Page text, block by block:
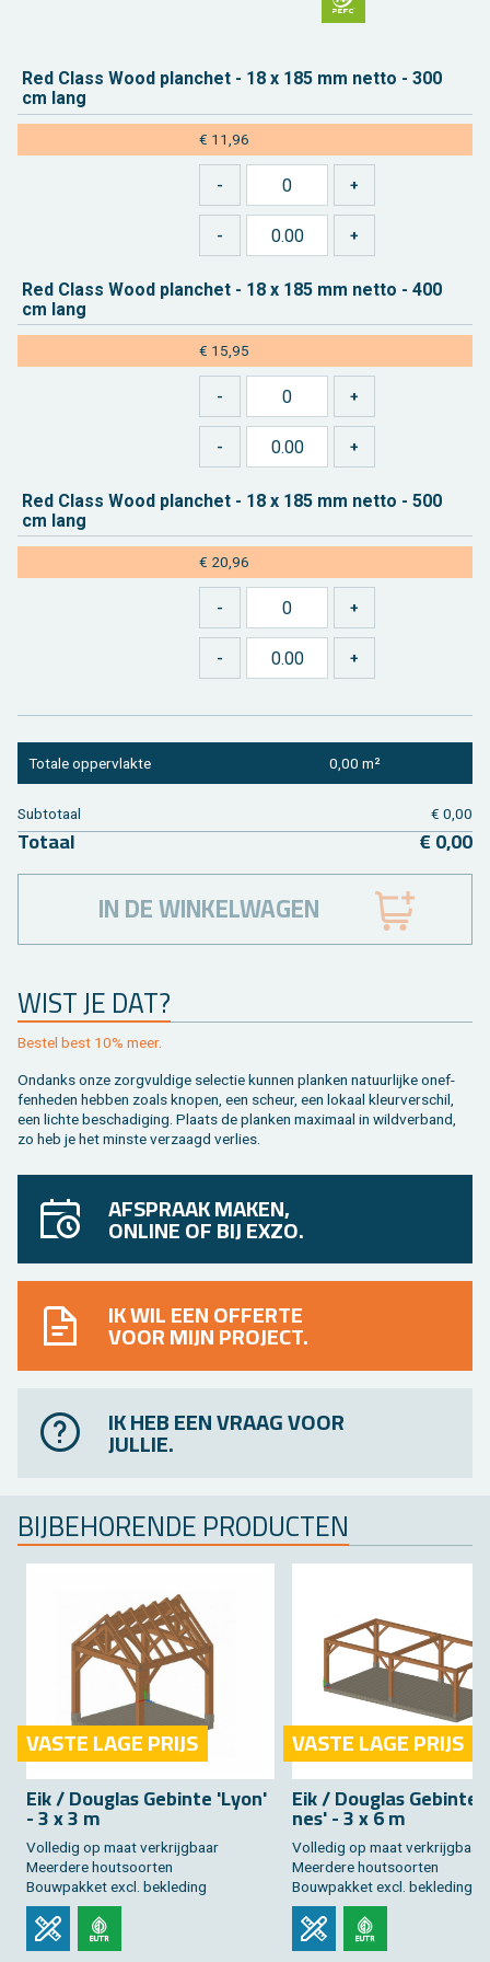
Red Class Wood plan­chet - 18 x 185 mm netto - 300
cm lang
€ 11,96
Red Class Wood plan­chet - 18 x 185 mm netto - 400
cm lang
€ 15,95
Red Class Wood plan­chet - 18 x 185 mm netto - 500
cm lang
€ 20,96
WIST JE DAT?
Be­stel best 10% meer.
On­danks onze zorg­vul­di­ge se­lec­tie kun­nen plan­ken na­tuur­lij­ke on­ef­
fen­he­den heb­ben zoals kno­pen, een scheur, een lo­kaal kleur­ver­schil,
een lich­te be­scha­di­ging. Plaats de plan­ken maxi­maal in wild­ver­band,
zo heb je het min­ste ver­zaagd ver­lies.
To­ta­le op­per­vlak­te 0,00 m²
Sub­to­taal € 0,00
To­taal € 0,00
IN DE WINKELWAGEN
AFSPRAAK MAKEN,
ONLINE OF BIJ EXZO.
IK WIL EEN OFFERTE
VOOR MIJN PROJECT.
IK HEB EEN VRAAG VOOR
JULLIE.
BIJ­BE­HO­REN­DE PRO­DUC­TEN
VASTE LAGE PRIJS
Eik / Dou­g­las Ge­bin­te 'Lyon'
- 3 x 3 m
Vol­le­dig op maat ver­krijg­baar
Meer­de­re hout­soor­ten
Bouw­pak­ket excl. be­kle­ding
VASTE LAGE PRIJS
Eik / Dou­g­las Ge­bin­te
nes' - 3 x 6 m
Vol­le­dig op maat ver­krijg­baar
Meer­de­re hout­soor­ten
Bouw­pak­ket excl. be­kle­ding